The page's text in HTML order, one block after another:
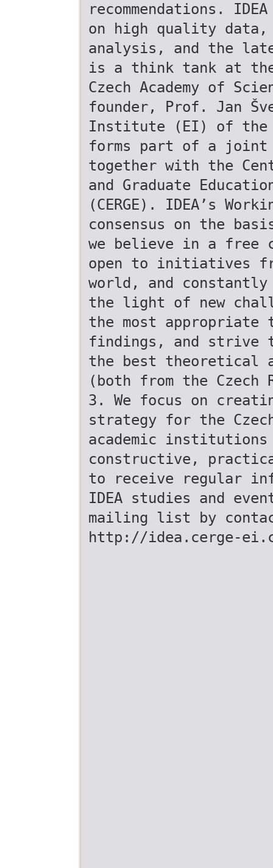
recommendations.
on high quality data,
analysis, and the
is a think tank at
Czech Academy of
founder, Prof. Jan
Institute (EI) of the
forms part of a joint
together with the
and Graduate
(CERGE). IDEA’s
consensus on the
we believe in a free
open to initiatives
world, and
the light of new
the most
findings, and strive
the best theoretical
(both from the Czech
3. We focus on
strategy for the
academic
constructive,
to receive regular
IDEA studies and
mailing list by
http://idea.cerge-